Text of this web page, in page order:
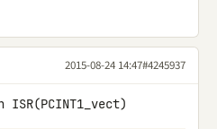
2015-08-24 14:47#4245937